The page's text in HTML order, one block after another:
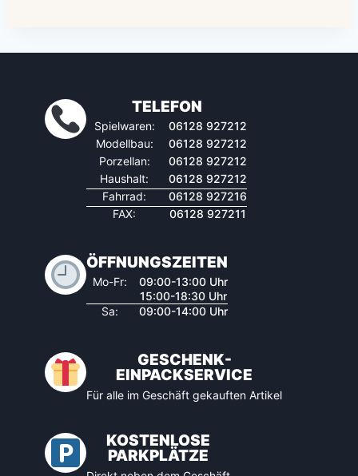
TELEFON
Spielwaren:
06128 927212
Modellbau:
06128 927212
Porzellan:
06128 927212
Haushalt:
06128 927212
Fahrrad:
06128 927216
FAX:
06128 927211
ÖFFNUNGSZEITEN
Mo-Fr:
09:00-13:00 Uhr
15:00-18:30 Uhr
Sa:
09:00-14:00 Uhr
GESCHENK-
EINPACKSERVICE
Für alle im Geschäft gekauften Artikel
KOSTENLOSE
PARKPLÄTZE